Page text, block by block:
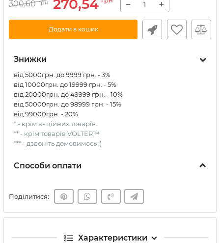
300,60 грн 270,54 − +
Додати в кошик
Знижки
від 5000грн. до 9999 грн. - 3%
від 10000грн. до 19999 грн. - 5%
від 20000грн. до 49999 грн. - 10%
від 50000грн. до 98999 грн. - 15%
від 99000грн. - 20%
* - крім акційних товарів
** - крім товарів VOLTER™
*** - дзвоніть домовимось ;)
Способи оплати
Поділитися:
Характеристики